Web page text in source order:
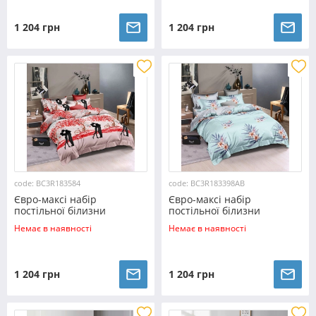
1 204 грн 1 204 грн
code: BC3R183584
Євро-максі набір
постільної білизни
200*220 із Ранфорсу
№183584 Черешенка™
Немає в наявності
1 204 грн
code: BC3R183398AB
Євро-максі набір
постільної білизни
200*220 із Ранфорсу
№183398AB Черешенка™
Немає в наявності
1 204 грн